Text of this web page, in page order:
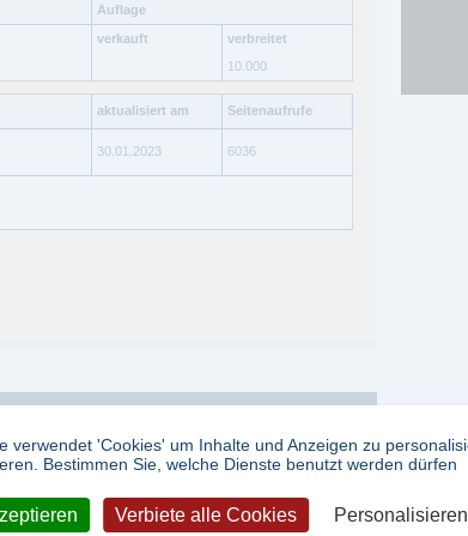
Auflage
verkauft
verbreitet
10.000
aktualisiert am Seitenaufrufe
30.01.2023 6036
verwendet 'Cookies' um Inhalte und Anzeigen zu
Bestimmen Sie, welche Dienste benutzt werden dürfen
Verbiete alle Cookies Personalisieren